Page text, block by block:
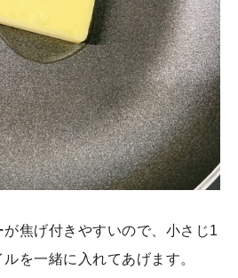
焦げ付きやすいので、小さじ1
を一緒に入れてあげます。